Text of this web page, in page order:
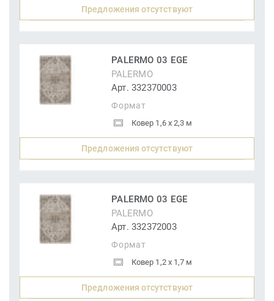
Предложения отсутствуют
PALERMO 03 EGE
PALERMO
Арт. 332370003
Формат
Ковер 1,6 x 2,3 м
Предложения отсутствуют
PALERMO 03 EGE
PALERMO
Арт. 332372003
Формат
Ковер 1,2 x 1,7 м
Предложения отсутствуют